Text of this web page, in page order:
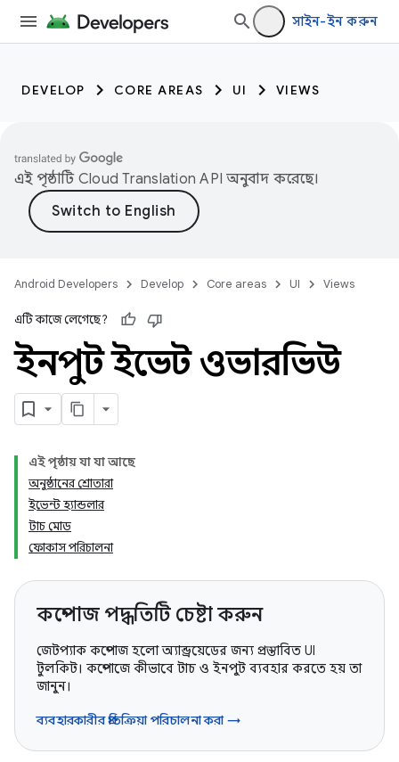
সাইন-ইন করুন
DEVELOP CORE AREAS UI VIEWS
এই পৃষ্ঠাটি Cloud Translation API অনুবাদ করেছে।
Android Developers Develop Core areas UI Views
এটি কাজে লেগেছে?
ইনপুট ইভেন্ট ওভারভিউ
এই পৃষ্ঠায় যা যা আছে
অনুষ্ঠানের শ্রোতারা
ইভেন্ট হ্যান্ডলার
টাচ মোড
ফোকাস পরিচালনা
কম্পোজ পদ্ধতিটি চেষ্টা করুন
জেটপ্যাক কম্পোজ হলো অ্যান্ড্রয়েডের জন্য প্রস্তাবিত UI
টুলকিট। কম্পোজে কীভাবে টাচ ও ইনপুট ব্যবহার করতে হয় তা
জানুন।
ব্যবহারকারীর প্রতিক্রিয়া পরিচালনা করা →